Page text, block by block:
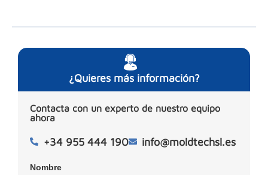
¿Quieres más información?
Contacta con un experto de nuestro equipo
ahora
+34 955 444 190 info@moldtechsl.es
Nombre